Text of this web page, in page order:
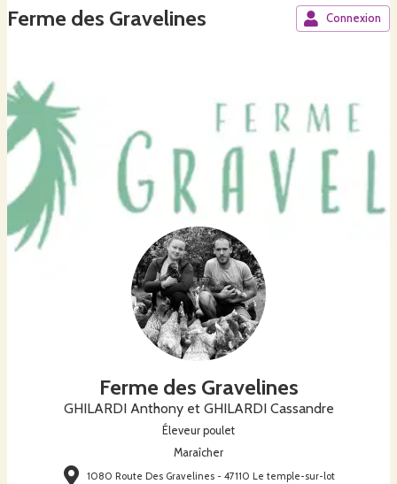
Ferme des Gravelines Connexion
Ferme des Gravelines
GHILARDI Anthony et GHILARDI Cassandre
Éleveur poulet
Maraîcher
1080 Route Des Gravelines - 47110 Le temple-sur-lot